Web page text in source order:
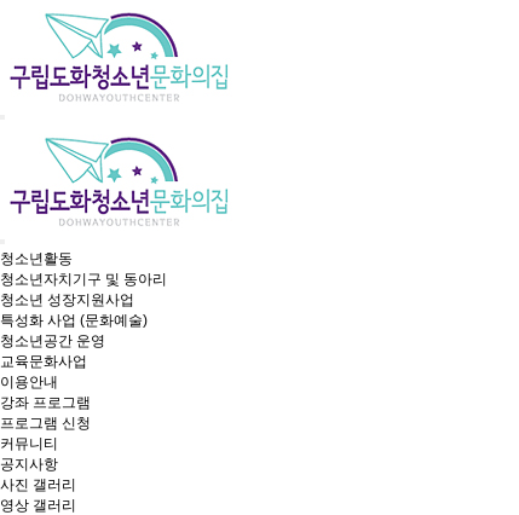
청소년활동
청소년자치기구 및 동아리
청소년 성장지원사업
특성화 사업 (문화예술)
청소년공간 운영
교육문화사업
이용안내
강좌 프로그램
프로그램 신청
커뮤니티
공지사항
사진 갤러리
영상 갤러리